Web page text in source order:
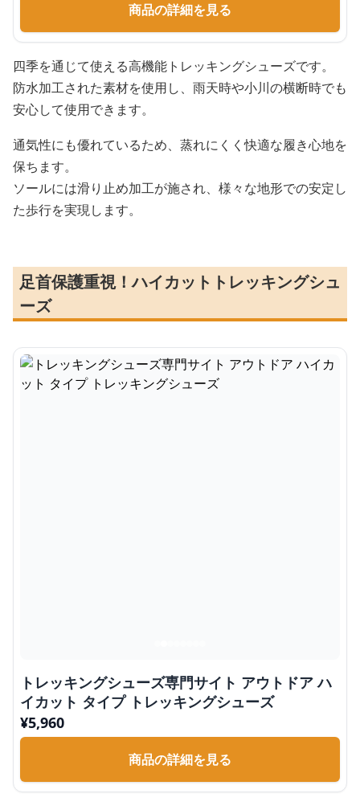
商品の詳細を見る
四季を通じて使える高機能トレッキングシューズです。
防水加工された素材を使用し、雨天時や小川の横断時でも
安心して使用できます。
通気性にも優れているため、蒸れにくく快適な履き心地を
保ちます。
ソールには滑り止め加工が施され、様々な地形での安定し
た歩行を実現します。
足首保護重視！ハイカットトレッキングシュ
ーズ
トレッキングシューズ専門サイト アウトドア ハ
イカット タイプ トレッキングシューズ
¥5,960
商品の詳細を見る